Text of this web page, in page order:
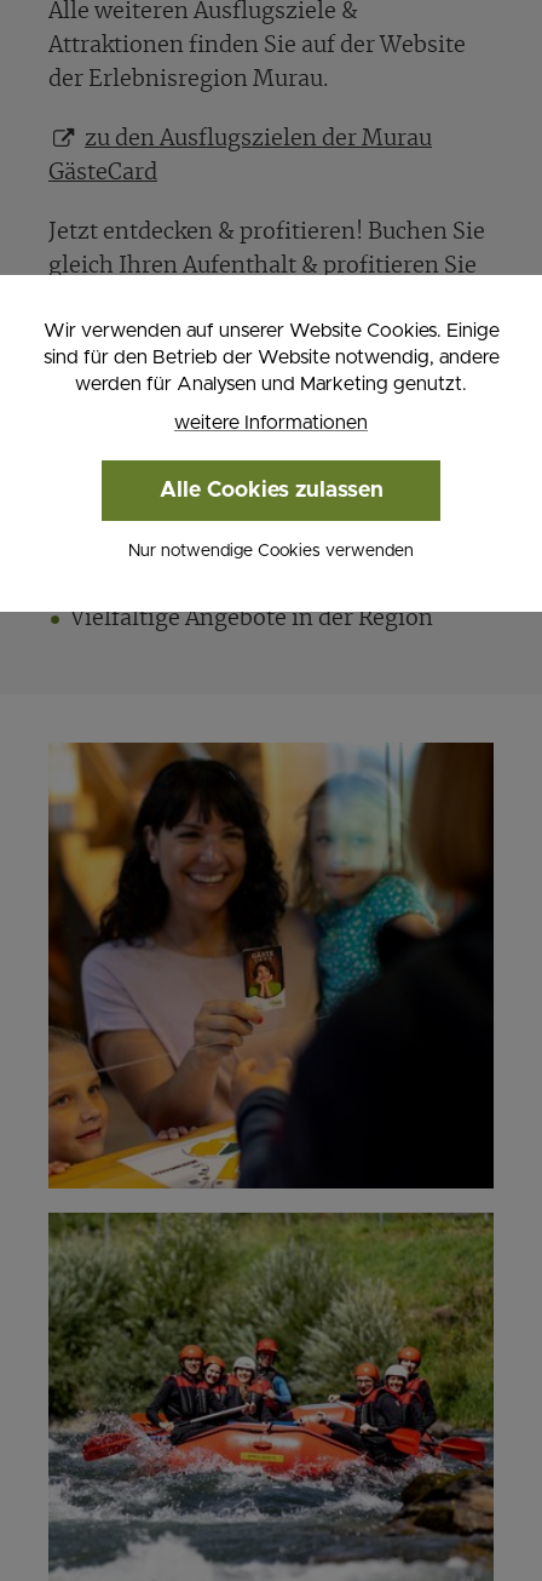
Alle weiteren Ausflugsziele &
Attraktionen finden Sie auf der Website
der Erlebnisregion Murau.
zu den Ausflugszielen der Murau
GästeCard
Jetzt entdecken & profitieren! Buchen Sie
gleich Ihren Aufenthalt & profitieren Sie
Murauer Gasthof Hotel Lercher - Ihr
perfekter Ausgangspunkt für
unvergessliche Urlaubsmomente.
Familiäre Atmosphäre
Zentrale Lage inmitten der Altstadt von
Murau
Vielfältige Angebote in der Region
Wir verwenden auf unserer Website Cookies. Einige
sind für den Betrieb der Website notwendig, andere
werden für Analysen und Marketing genutzt.
weitere Informationen
Alle Cookies zulassen
Nur notwendige Cookies verwenden